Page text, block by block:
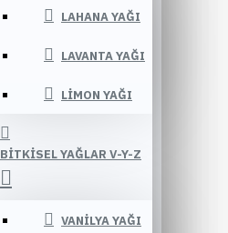
LAHANA YAĞI
LAVANTA YAĞI
LIMON YAĞI
BITKISEL YAĞLAR V-Y-Z
VANILYA YAĞI